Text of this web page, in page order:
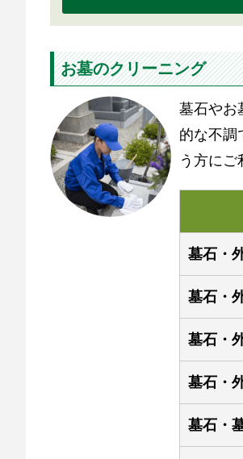
お墓のクリーニング
墓石やお
的な不調
う方にご
墓石・
墓石・
墓石・
墓石・
墓石・